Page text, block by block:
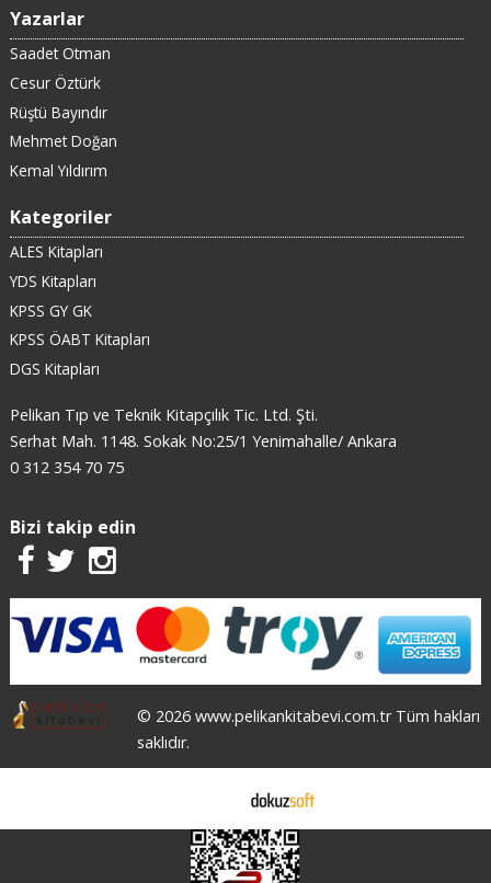
Yazarlar
Saadet Otman
Cesur Öztürk
Rüştü Bayındır
Mehmet Doğan
Kemal Yıldırım
Kategoriler
ALES Kitapları
YDS Kitapları
KPSS GY GK
KPSS ÖABT Kitapları
DGS Kitapları
Pelikan Tıp ve Teknik Kitapçılık Tic. Ltd. Şti.
Serhat Mah. 1148. Sokak No:25/1 Yenimahalle/ Ankara
0 312 354 70 75
Bizi takip edin
© 2026 www.pelikankitabevi.com.tr Tüm hakları
saklıdır.